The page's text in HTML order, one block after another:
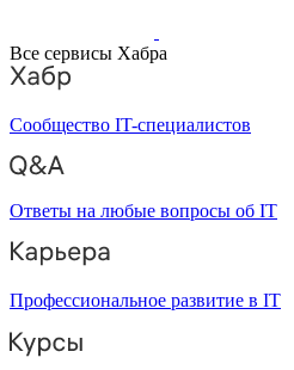
Все сервисы Хабра
Сообщество IT-специалистов
Ответы на любые вопросы об IT
Профессиональное развитие в IT